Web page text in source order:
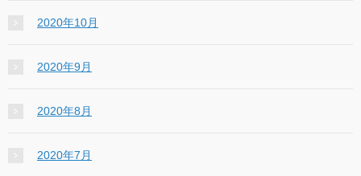
2020年10月
2020年9月
2020年8月
2020年7月